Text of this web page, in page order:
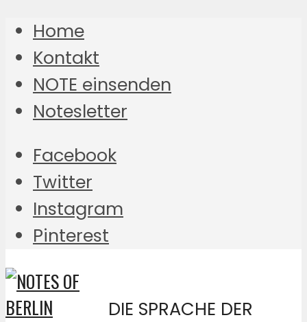
Home
Kontakt
NOTE einsenden
Notesletter
Facebook
Twitter
Instagram
Pinterest
DIE SPRACHE DER